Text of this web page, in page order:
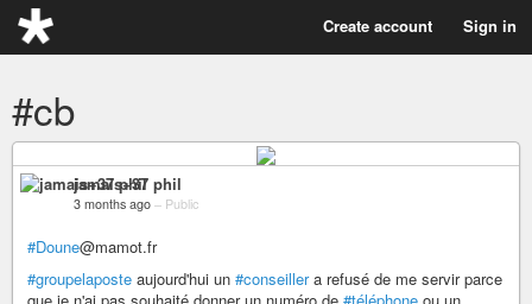
Create account Sign in
#cb
jamais+37 phil
3 months ago – Public
#Doune@mamot.fr
#groupelaposte aujourd'hui un #conseillera refusé de me servir parce
que je n'ai pas souhaité donner un numéro de #téléphone ou un